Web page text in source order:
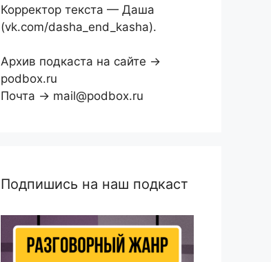
Корректор текста — Даша
(vk.com/dasha_end_kasha).
Архив подкаста на сайте →
podbox.ru
Почта → mail@podbox.ru
Подпишись на наш подкаст